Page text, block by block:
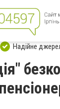
Надійне